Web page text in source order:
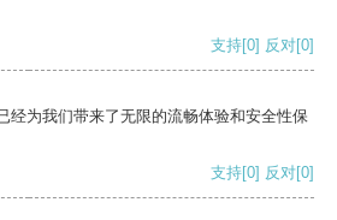
支持[0] 反对[0]
经为我们带来了无限的流畅体验和安全性保
支持[0] 反对[0]